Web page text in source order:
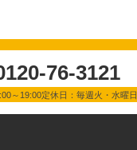
76-3121
～19:00定休日：毎週火・水曜日